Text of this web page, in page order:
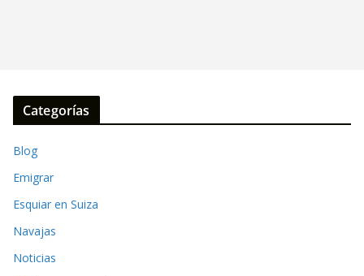
Categorías
Blog
Emigrar
Esquiar en Suiza
Navajas
Noticias